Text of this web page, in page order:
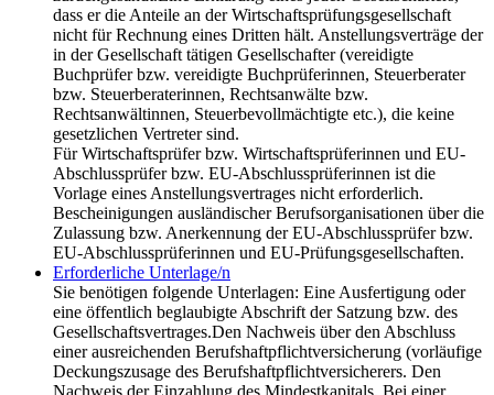
dass er die Anteile an der Wirtschaftsprüfungsgesellschaft
nicht für Rechnung eines Dritten hält. Anstellungsverträge der
in der Gesellschaft tätigen Gesellschafter (vereidigte
Buchprüfer bzw. vereidigte Buchprüferinnen, Steuerberater
bzw. Steuerberaterinnen, Rechtsanwälte bzw.
Rechtsanwältinnen, Steuerbevollmächtigte etc.), die keine
gesetzlichen Vertreter sind.
Für Wirtschaftsprüfer bzw. Wirtschaftsprüferinnen und EU-
Abschlussprüfer bzw. EU-Abschlussprüferinnen ist die
Vorlage eines Anstellungsvertrages nicht erforderlich.
Bescheinigungen ausländischer Berufsorganisationen über die
Zulassung bzw. Anerkennung der EU-Abschlussprüfer bzw.
EU-Abschlussprüferinnen und EU-Prüfungsgesellschaften.
Erforderliche Unterlage/n
Sie benötigen folgende Unterlagen: Eine Ausfertigung oder
eine öffentlich beglaubigte Abschrift der Satzung bzw. des
Gesellschaftsvertrages.Den Nachweis über den Abschluss
einer ausreichenden Berufshaftpflichtversicherung (vorläufige
Deckungszusage des Berufshaftpflichtversicherers. Den
Nachweis der Einzahlung des Mindestkapitals. Bei einer